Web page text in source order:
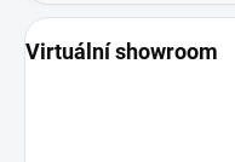
Virtuální showroom